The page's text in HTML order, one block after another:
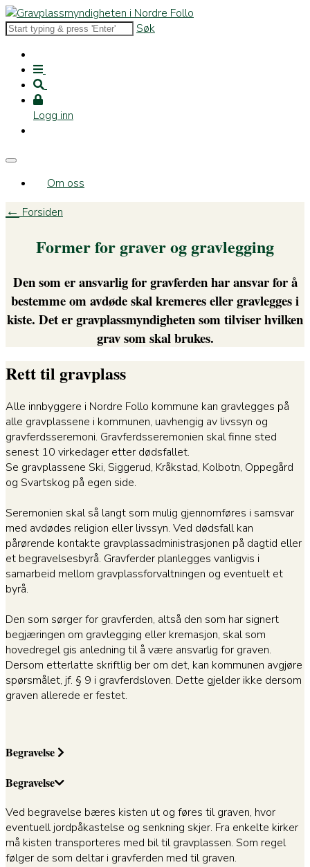
Søk
Logg inn
Om oss
← Forsiden
Former for graver og gravlegging
Den som er ansvarlig for gravferden har ansvar for å
bestemme om avdøde skal kremeres eller gravlegges i
kiste. Det er gravplassmyndigheten som tilviser hvilken
grav som skal brukes.
Rett til gravplass
Alle innbyggere i Nordre Follo kommune kan gravlegges på
alle gravplassene i kommunen, uavhengig av livssyn og
gravferdsseremoni. Gravferdsseremonien skal finne sted
senest 10 virkedager etter dødsfallet.
Se gravplassene Ski, Siggerud, Kråkstad, Kolbotn, Oppegård
og Svartskog på egen side.
Seremonien skal så langt som mulig gjennomføres i samsvar
med avdødes religion eller livssyn. Ved dødsfall kan
pårørende kontakte gravplassadministrasjonen på dagtid eller
et begravelsesbyrå. Gravferder planlegges vanligvis i
samarbeid mellom gravplassforvaltningen og eventuelt et
byrå.
Den som sørger for gravferden, altså den som har signert
begjæringen om gravlegging eller kremasjon, skal som
hovedregel gis anledning til å være ansvarlig for graven.
Dersom etterlatte skriftlig ber om det, kan kommunen avgjøre
spørsmålet, jf. § 9 i gravferdsloven. Dette gjelder ikke dersom
graven allerede er festet.
Begravelse
Begravelse
Ved begravelse bæres kisten ut og føres til graven, hvor
eventuell jordpåkastelse og senkning skjer. Fra enkelte kirker
må kisten transporteres med bil til gravplassen. Som regel
følger de som deltar i gravferden med til graven.